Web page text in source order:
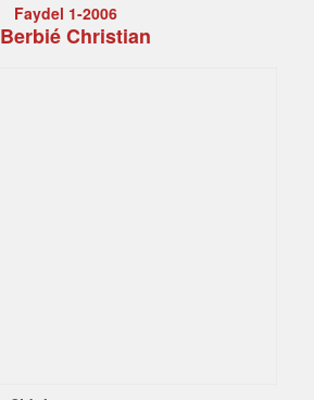
Faydel 1-2006
Berbié Christian